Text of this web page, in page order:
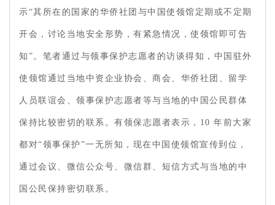
示“其所在的国家的华侨社团与中国使领馆定期或不定期
开会，讨论当地安全形势，有紧急情况，使领馆即可告
知”。笔者通过与领事保护志愿者的访谈得知，中国驻外
使领馆通过当地中资企业协会、商会、华侨社团、留学
人员联谊会、领事保护志愿者等与当地的中国公民群体
保持比较密切的联系。有领保志愿者表示，10 年前大家
都对“领事保护”一无所知，现在中国使领馆宣传到位，
通过会议、微信公众号、微信群、短信方式与当地的中
国公民保持密切联系。